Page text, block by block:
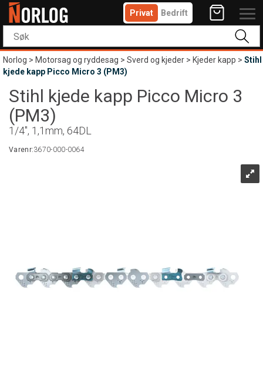
Privat Bedrift
Norlog>Motorsag og ryddesag>Sverd og kjeder>Kjeder kapp>Stihl
kjede kapp Picco Micro 3 (PM3)
Stihl kjede kapp Picco Micro 3
(PM3)
1/4", 1,1mm, 64DL
Varenr:3670-000-0064